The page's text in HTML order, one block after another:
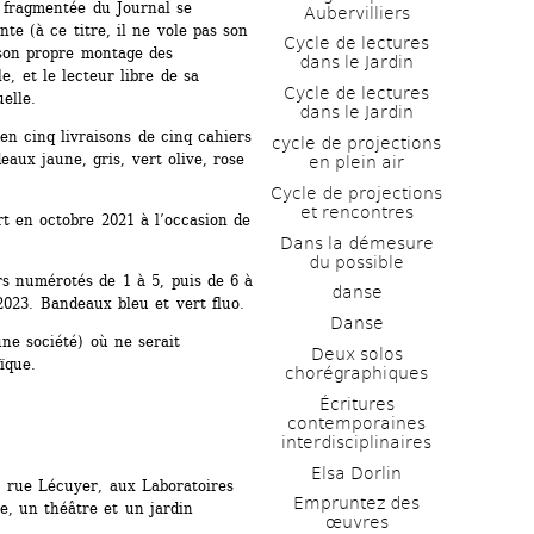
du Journal se
(à ce titre, il ne vole pas son
propre montage des
et le lecteur libre de sa
cinq livraisons de cinq cahiers
jaune, gris, vert olive, rose
octobre 2021 à l’occasion de
numérotés de 1 à 5, puis de 6 à
Bandeaux bleu et vert fluo.
société) où ne serait
Lécuyer, aux Laboratoires
un théâtre et un jardin
Aubervilliers
Cycle de lectures
dans le Jardin
Cycle de lectures
dans le Jardin
cycle de projections
en plein air
Cycle de projections
et rencontres
Dans la démesure
du possible
danse
Danse
Deux solos
chorégraphiques
Écritures
contemporaines
interdisciplinaires
Elsa Dorlin
Empruntez des
œuvres